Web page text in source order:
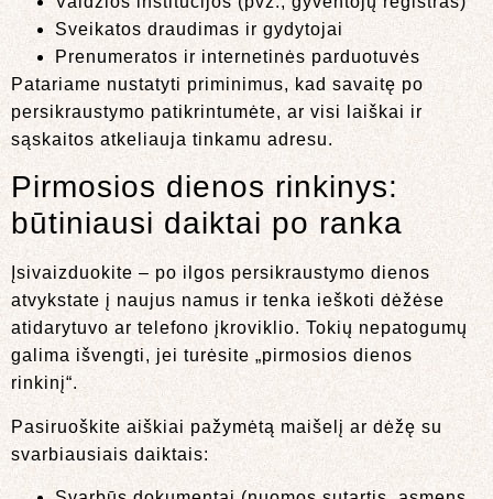
Sveikatos draudimas ir gydytojai
Prenumeratos ir internetinės parduotuvės
Patariame nustatyti priminimus, kad savaitę po
persikraustymo patikrintumėte, ar visi laiškai ir
sąskaitos atkeliauja tinkamu adresu.
Pirmosios dienos rinkinys:
būtiniausi daiktai po ranka
Įsivaizduokite – po ilgos persikraustymo dienos
atvykstate į naujus namus ir tenka ieškoti dėžėse
atidarytuvo ar telefono įkroviklio. Tokių nepatogumų
galima išvengti, jei turėsite „pirmosios dienos
rinkinį“.
Pasiruoškite aiškiai pažymėtą maišelį ar dėžę su
svarbiausiais daiktais: